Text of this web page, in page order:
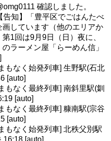
確認しました。
告知】「豊平区でごはんたべ
しています（他のエリアか
1回は9月9日（日）夜に、
ラーメン屋「らーめん信」
もなく始発列車] 生野駅(石北
[auto]
もなく最終列車] 南斜里駅(釧
[auto]
もなく最終列車] 糠南駅(宗谷
[auto]
もなく始発列車] 北秩父別駅
16:18 [auto]